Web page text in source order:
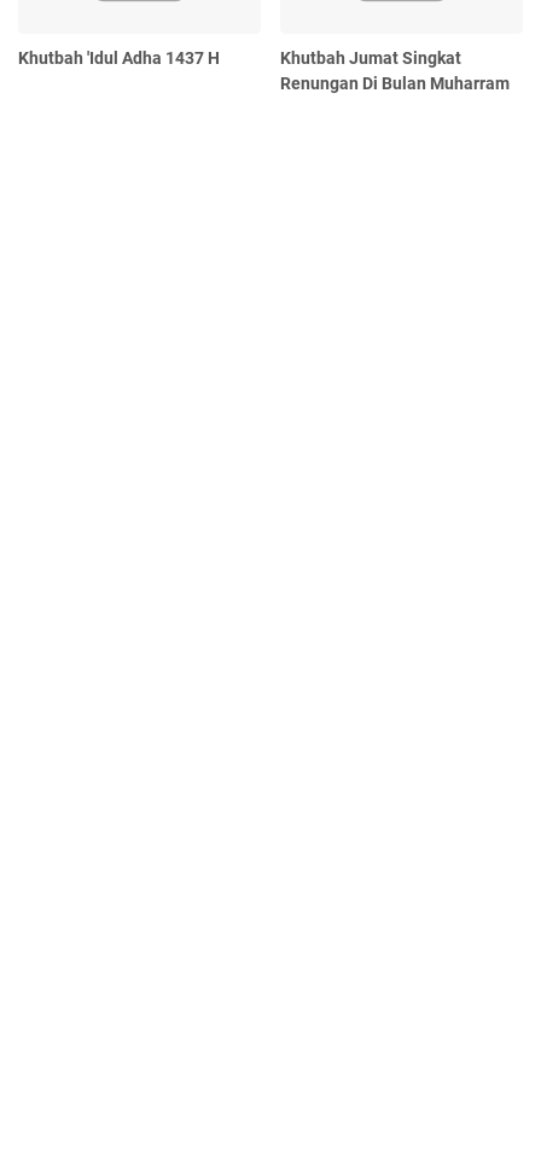
Khutbah 'Idul Adha 1437 H
Khutbah Jumat Singkat
Renungan Di Bulan Muharram